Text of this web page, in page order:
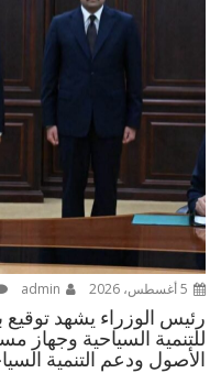
رئيس الوزراء يشهد توقيع
للتنمية السياحية وجهاز
الأصول ودعم التنمية